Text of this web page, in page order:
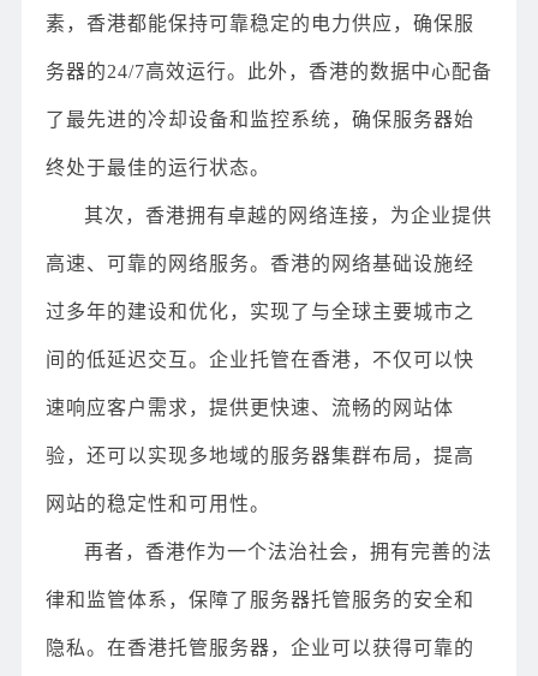
素，香港都能保持可靠稳定的电力供应，确保服
务器的24/7高效运行。此外，香港的数据中心配备
了最先进的冷却设备和监控系统，确保服务器始
终处于最佳的运行状态。
其次，香港拥有卓越的网络连接，为企业提供
高速、可靠的网络服务。香港的网络基础设施经
过多年的建设和优化，实现了与全球主要城市之
间的低延迟交互。企业托管在香港，不仅可以快
速响应客户需求，提供更快速、流畅的网站体
验，还可以实现多地域的服务器集群布局，提高
网站的稳定性和可用性。
再者，香港作为一个法治社会，拥有完善的法
律和监管体系，保障了服务器托管服务的安全和
隐私。在香港托管服务器，企业可以获得可靠的